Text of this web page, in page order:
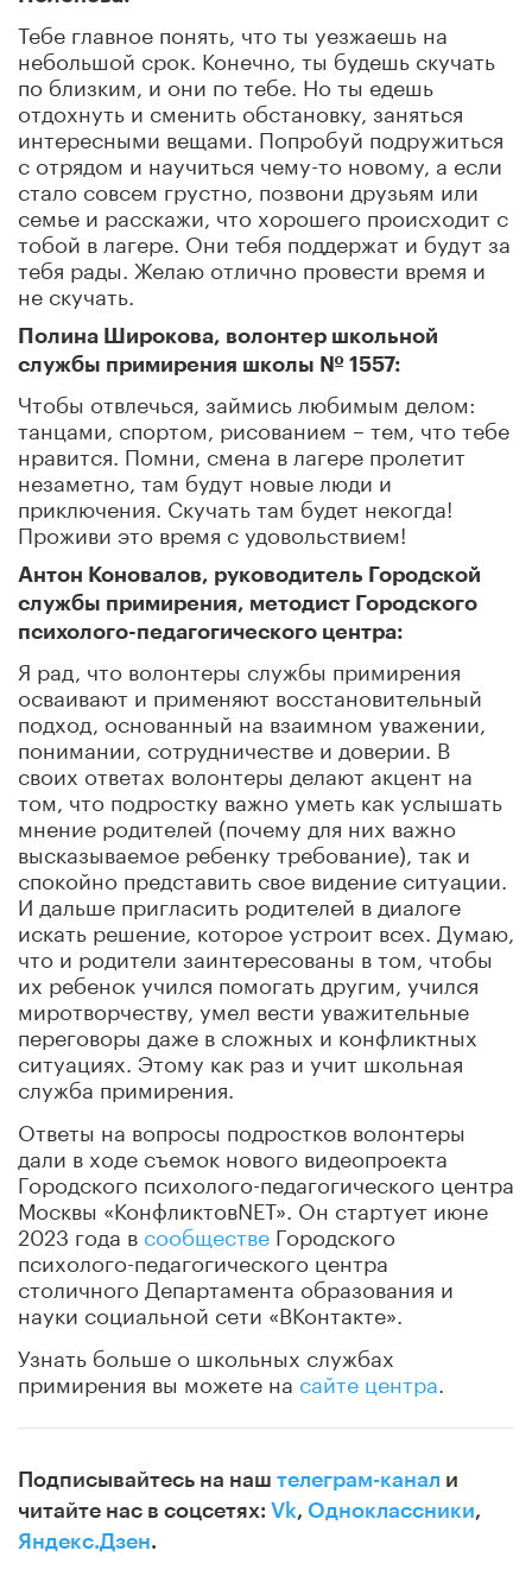
Тебе главное понять, что ты уезжаешь на
небольшой срок. Конечно, ты будешь скучать
по близким, и они по тебе. Но ты едешь
отдохнуть и сменить обстановку, заняться
интересными вещами. Попробуй подружиться
с отрядом и научиться чему-то новому, а если
стало совсем грустно, позвони друзьям или
семье и расскажи, что хорошего происходит с
тобой в лагере. Они тебя поддержат и будут за
тебя рады. Желаю отлично провести время и
не скучать.
Полина Широкова, волонтер школьной
службы примирения школы № 1557:
Чтобы отвлечься, займись любимым делом:
танцами, спортом, рисованием – тем, что тебе
нравится. Помни, смена в лагере пролетит
незаметно, там будут новые люди и
приключения. Скучать там будет некогда!
Проживи это время с удовольствием!
Антон Коновалов, руководитель Городской
службы примирения, методист Городского
психолого-педагогического центра:
Я рад, что волонтеры службы примирения
осваивают и применяют восстановительный
подход, основанный на взаимном уважении,
понимании, сотрудничестве и доверии. В
своих ответах волонтеры делают акцент на
том, что подростку важно уметь как услышать
мнение родителей (почему для них важно
высказываемое ребенку требование), так и
спокойно представить свое видение ситуации.
И дальше пригласить родителей в диалоге
искать решение, которое устроит всех. Думаю,
что и родители заинтересованы в том, чтобы
их ребенок учился помогать другим, учился
миротворчеству, умел вести уважительные
переговоры даже в сложных и конфликтных
ситуациях. Этому как раз и учит школьная
служба примирения.
Ответы на вопросы подростков волонтеры
дали в ходе съемок нового видеопроекта
Городского психолого-педагогического центра
Москвы «КонфликтовNET». Он стартует июне
2023 года в сообществе Городского
психолого-педагогического центра
столичного Департамента образования и
науки социальной сети «ВКонтакте».
Узнать больше о школьных службах
примирения вы можете на сайте центра
Подписывайтесь на наш телеграм-канал и
читайте нас в соцсетях: Vk, Одноклассники,
Яндекс.Дзен.